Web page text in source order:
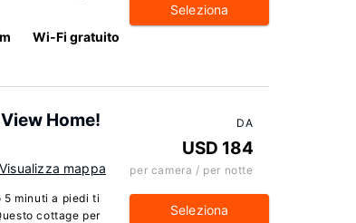
Wi-Fi gratuito
Seleziona
Home!
Visualizza mappa
5 minuti a piedi ti
cottage per
DA
USD 184
per camera / per notte
Seleziona